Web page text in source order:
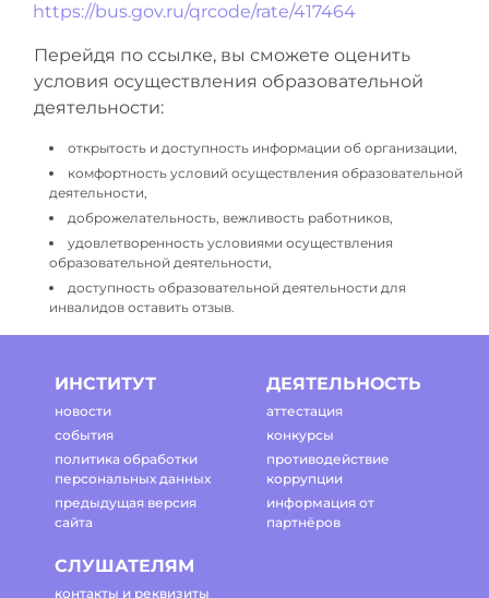
https://bus.gov.ru/qrcode/rate/417464
Перейдя по ссылке, вы сможете оценить
условия осуществления образовательной
деятельности:
открытость и доступность информации об организации,
комфортность условий осуществления образовательной
деятельности,
доброжелательность, вежливость работников,
удовлетворенность условиями осуществления
образовательной деятельности,
доступность образовательной деятельности для
инвалидов оставить отзыв.
ИНСТИТУТ
новости
события
политика обработки
персональных данных
предыдущая версия
сайта
ДЕЯТЕЛЬНОСТЬ
аттестация
конкурсы
противодействие
коррупции
информация от
партнёров
СЛУШАТЕЛЯМ
контакты и реквизиты